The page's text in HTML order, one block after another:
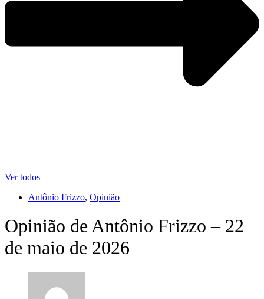
Ver todos
Antônio Frizzo, Opinião
Opinião de Antônio Frizzo – 22
de maio de 2026